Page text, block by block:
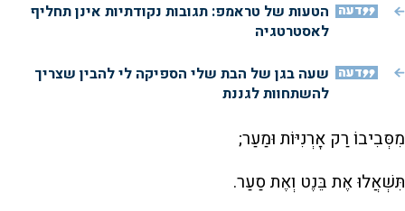
דעה הטעות של טראמפ: תגובות נקודתיות אינן תחליף
לאסטרטגיה
דעה שעה בגן של הבת שלי הספיקה לי להבין שצריך
להשתחוות לגננת
מִסְּבִיבוֹ רַק אָרְנִיּוֹת וּמַעַר;
תִּשְׁאֲלוּ אֶת בֵּנֶט וְאֶת סַעַר.